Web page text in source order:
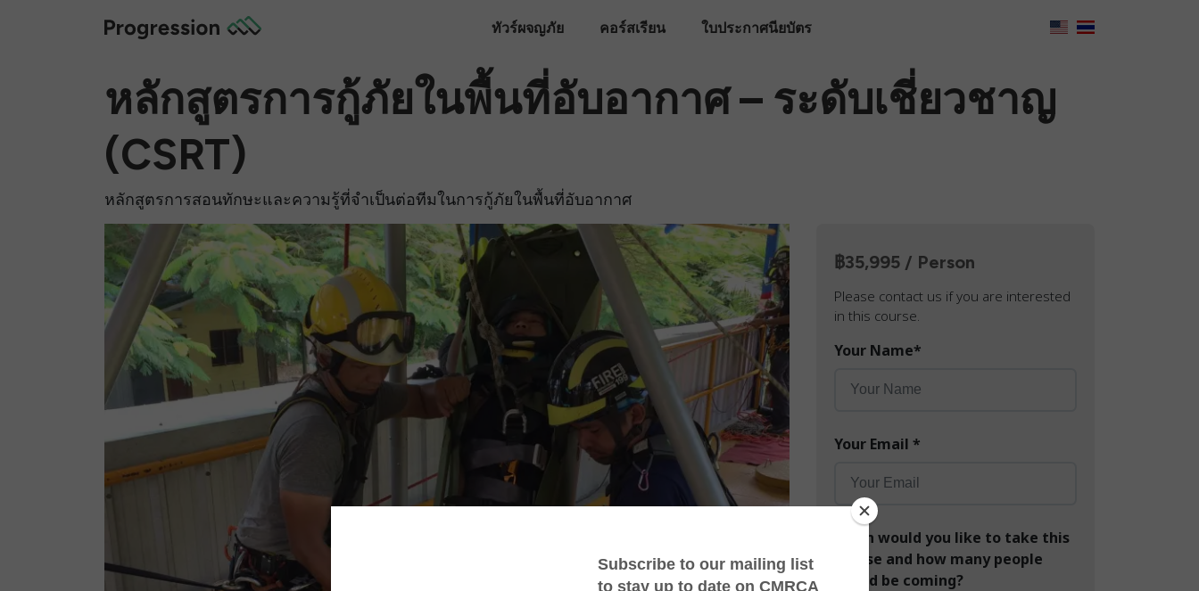
ทัวร์ผจญภัย คอร์สเรียน ใบประกาศนียบัตร
หลักสูตรการกู้ภัยในพื้นที่อับอากาศ – ระดับเชี่ยวชาญ
(CSRT)
หลักสูตรการสอนทักษะและความรู้ที่จำเป็นต่อทีมในการกู้ภัยในพื้นที่อับอากาศ
฿35,995 / Person
Please contact us if you are interested
in this course.
Your Name*
Your Email *
When would you like to take this
course and how many people
would be coming?